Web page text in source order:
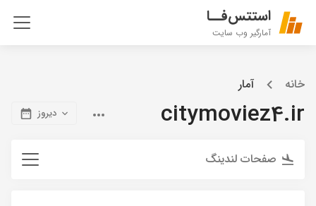
استتس‌فــا
آمارگیر وب سایت
خانه آمار
citymoviez4.ir دیروز
صفحات لندینگ